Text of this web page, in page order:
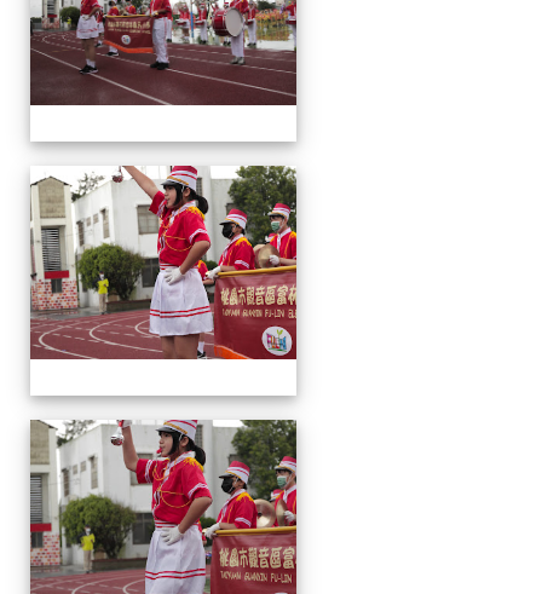
運
動
會
運
動
會